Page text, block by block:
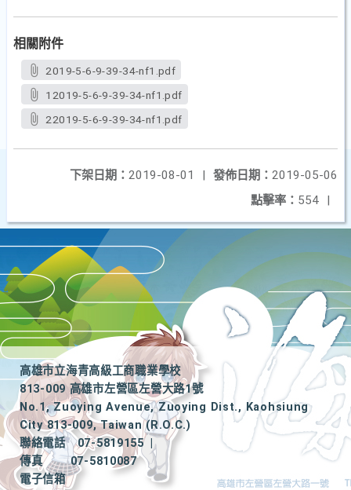
相關附件
2019-5-6-9-39-34-nf1.pdf
12019-5-6-9-39-34-nf1.pdf
22019-5-6-9-39-34-nf1.pdf
發佈日期： 2019-05-06
下架日期： 2019-08-01
|
點擊率： 554 |
高雄市立海青高級工商職業學校
813-009 高雄市左營區左營大路1號
No.1, Zuoying Avenue, Zuoying Dist., Kaohsiung
City 813-009, Taiwan (R.O.C.)
聯絡電話
07-5819155
|
傳真
07-5810087
電子信箱